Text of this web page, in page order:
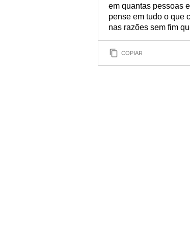
em quantas pessoas
pense em tudo o que
nas razões sem fim
COPIAR